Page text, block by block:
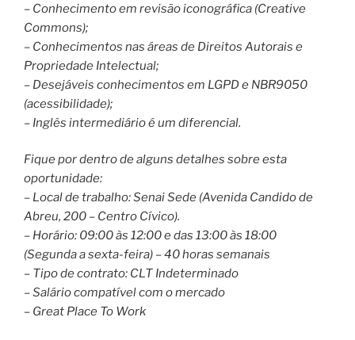
– Conhecimento em revisão iconográfica (Creative
Commons);
– Conhecimentos nas áreas de Direitos Autorais e
Propriedade Intelectual;
– Desejáveis conhecimentos em LGPD e NBR9050
(acessibilidade);
– Inglês intermediário é um diferencial.
Fique por dentro de alguns detalhes sobre esta
oportunidade:
– Local de trabalho: Senai Sede (Avenida Candido de
Abreu, 200 – Centro Cívico).
– Horário: 09:00 às 12:00 e das 13:00 às 18:00
(Segunda a sexta-feira) – 40 horas semanais
– Tipo de contrato: CLT Indeterminado
– Salário compatível com o mercado
– Great Place To Work